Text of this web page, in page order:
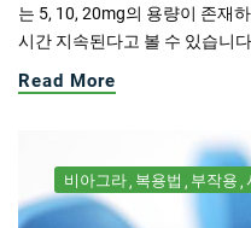
는 5, 10, 20mg의 용량이 존재
시간 지속된다고 볼 수 있습니
Read More
비아그라 복용법 부작용